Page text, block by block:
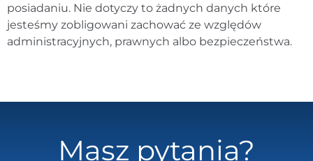
posiadaniu. Nie dotyczy to żadnych danych które
jesteśmy zobligowani zachować ze względów
administracyjnych, prawnych albo bezpieczeństwa.
Masz pytania?